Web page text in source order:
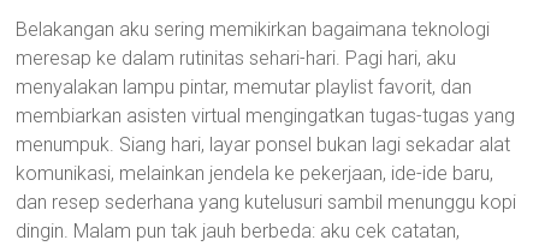
Belakangan aku sering memikirkan bagaimana teknologi
meresap ke dalam rutinitas sehari-hari. Pagi hari, aku
menyalakan lampu pintar, memutar playlist favorit, dan
membiarkan asisten virtual mengingatkan tugas-tugas yang
menumpuk. Siang hari, layar ponsel bukan lagi sekadar alat
komunikasi, melainkan jendela ke pekerjaan, ide-ide baru,
dan resep sederhana yang kutelusuri sambil menunggu kopi
dingin. Malam pun tak jauh berbeda: aku cek catatan,